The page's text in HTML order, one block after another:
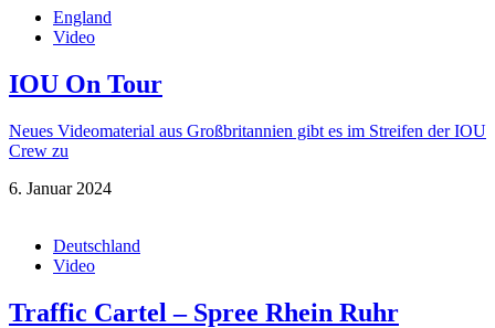
England
Video
IOU On Tour
Neues Videomaterial aus Großbritannien gibt es im Streifen der IOU
Crew zu
6. Januar 2024
Deutschland
Video
Traffic Cartel – Spree Rhein Ruhr